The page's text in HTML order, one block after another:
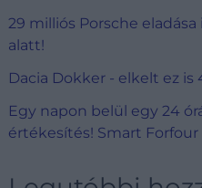
29 milliós Porsche
alatt!
Dacia Dokker - elkelt ez is
Egy napon belül egy 24
értékesítés! Smart